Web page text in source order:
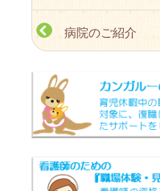
病院のご紹介